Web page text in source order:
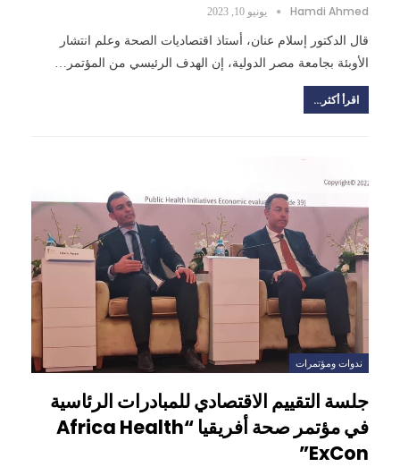
Hamdi Ahmed يونيو 10, 2023
قال الدكتور إسلام عنان، أستاذ اقتصاديات الصحة وعلم انتشار
الأوبئة بجامعة مصر الدولية، إن الهدف الرئيسي من المؤتمر…
اقرأ أكثر...
ندوات ومؤتمرات
جلسة التقييم الاقتصادي للمبادرات الرئاسية
في مؤتمر صحة أفريقيا “Africa Health
ExCon”